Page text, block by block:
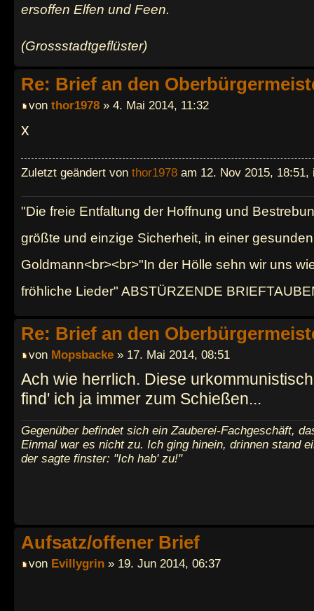
ersoffen Elfen und Feen.
(Grossstadtgeflüster)
Re: Brief an den
von thor1978 » 4. Mai 2014, 11:32
x
Zuletzt geändert von thor1978 am 12. Nov 2015,
"Die freie Entfaltung der Hoffnung und
größte und einzige Sicherheit, in einer
Goldmann<br><br>"In der Hölle sehn wir uns
fröhliche Lieder" ABSTÜRZENDE
Re: Brief an den
von Mopsbacke » 17. Mai 2014, 08:51
Ach wie herrlich. Diese
find' ich ja immer zum Schießen...
Gegenüber befindet sich ein Zauberei-Fachgeschäft,
Einmal war es nicht zu. Ich ging hinein, drinnen stand
der sagte finster: "Ich hab' zu!"
Aufsatz/offener Brief
von Evillygrin » 19. Jun 2014, 06:37